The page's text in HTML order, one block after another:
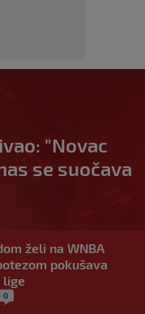
"Novac
se suočava
želi na WNBA
pokušava
lige
0